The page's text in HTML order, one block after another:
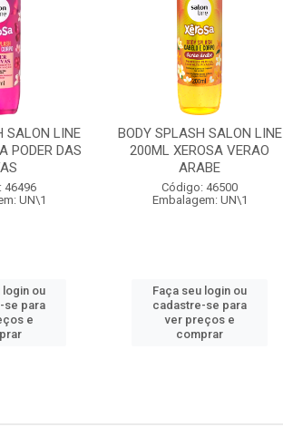
SALON LINE
PODER DAS
46496
UN\1
login ou
se para
e
BODY SPLASH SALON LINE
200ML XEROSA VERAO
ARABE
Código: 46500
Embalagem: UN\1
Faça seu login ou
cadastre-se para
ver preços e
comprar